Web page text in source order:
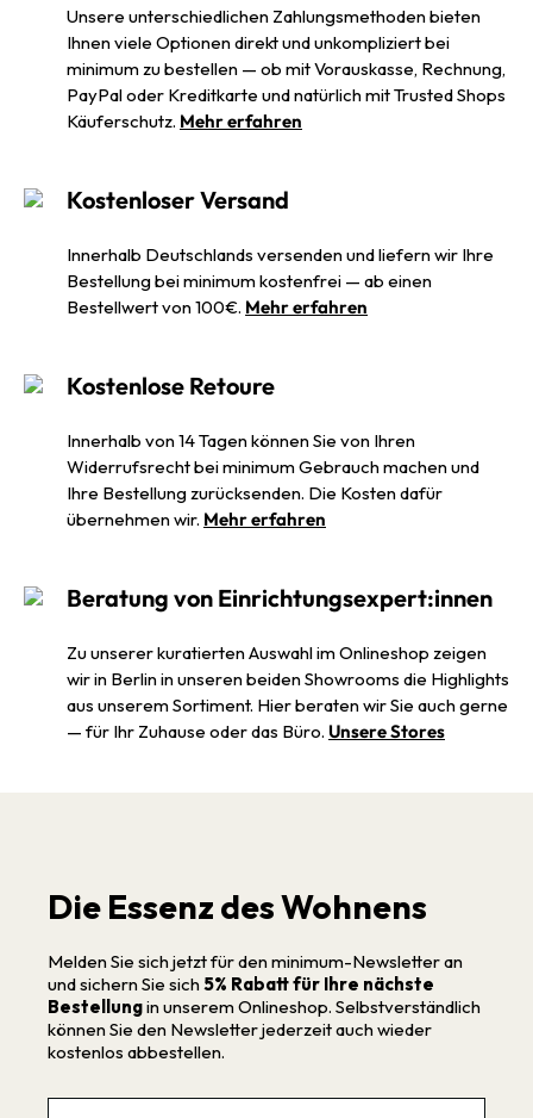
Unsere unterschiedlichen Zahlungsmethoden bieten
Ihnen viele Optionen direkt und unkompliziert bei
minimum zu bestellen — ob mit Vorauskasse, Rechnung,
PayPal oder Kreditkarte und natürlich mit Trusted Shops
Käuferschutz. Mehr erfahren
Kostenloser Versand
Innerhalb Deutschlands versenden und liefern wir Ihre
Bestellung bei minimum kostenfrei — ab einen
Bestellwert von 100€. Mehr erfahren
Kostenlose Retoure
Innerhalb von 14 Tagen können Sie von Ihren
Widerrufsrecht bei minimum Gebrauch machen und
Ihre Bestellung zurücksenden. Die Kosten dafür
übernehmen wir. Mehr erfahren
Beratung von Einrichtungsexpert:innen
Zu unserer kuratierten Auswahl im Onlineshop zeigen
wir in Berlin in unseren beiden Showrooms die Highlights
aus unserem Sortiment. Hier beraten wir Sie auch gerne
— für Ihr Zuhause oder das Büro. Unsere Stores
Die Essenz des Wohnens
Melden Sie sich jetzt für den minimum-Newsletter an
und sichern Sie sich 5% Rabatt für Ihre nächste
Bestellungin unserem Onlineshop. Selbstverständlich
können Sie den Newsletter jederzeit auch wieder
kostenlos abbestellen.